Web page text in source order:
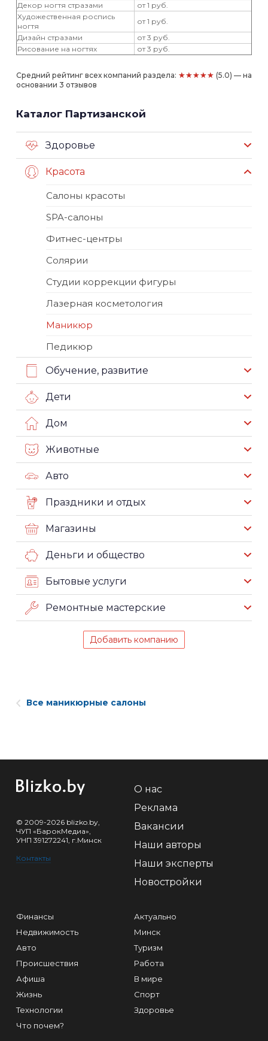
Декор ногтя стразами
от 1 руб.
Художественная роспись
ногтя
от 1 руб.
Дизайн стразами
от 3 руб.
Рисование на ногтях
от 3 руб.
Средний рейтинг всех компаний раздела: ★★★★★ (5.0) — на
основании 3 отзывов
Каталог Партизанской
Здоровье
Красота
Салоны красоты
SPA-салоны
Фитнес-центры
Солярии
Студии коррекции фигуры
Лазерная косметология
Маникюр
Педикюр
Обучение, развитие
Дети
Дом
Животные
Авто
Праздники и отдых
Магазины
Деньги и общество
Бытовые услуги
Ремонтные мастерские
Добавить компанию
Все маникюрные салоны
© 2009-2026 blizko.by,
ЧУП «БарокМедиа»,
УНП 391272241, г.Минск
Контакты
О нас
Реклама
Вакансии
Наши авторы
Наши эксперты
Новостройки
Финансы
Недвижимость
Авто
Происшествия
Афиша
Жизнь
Технологии
Что почем?
Актуально
Минск
Туризм
Работа
В мире
Спорт
Здоровье